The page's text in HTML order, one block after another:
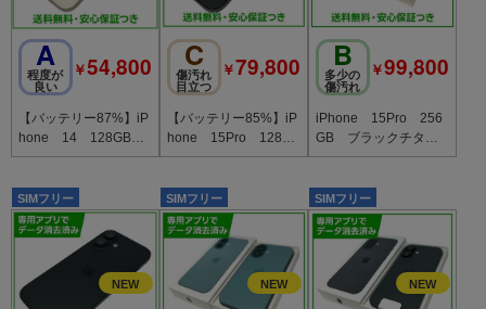
A
程度が
良い
￥54,800
【バッテリー87%】iP
hone 14 128GB
スターライト SIMフ
C
傷汚れ
目立つ
￥79,800
【バッテリー85%】iP
hone 15Pro 128G
B ブラックチタニウ
モ版
B
多少の
傷汚れ
￥99,800
iPhone 15Pro 256
GB ブラックチタニ
ウム SIMフリー
SIMフリー SIMフリー SIMフリー